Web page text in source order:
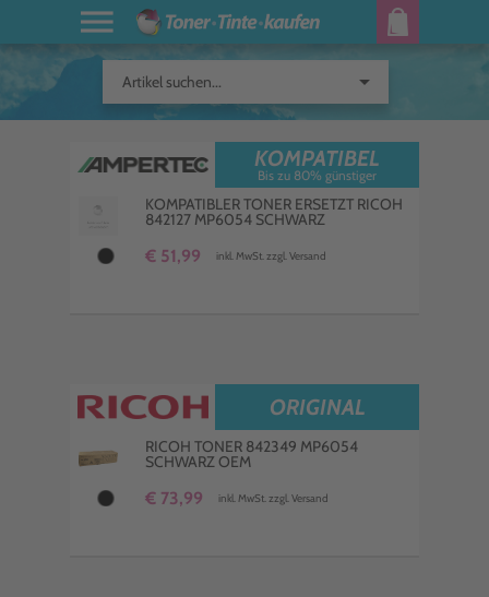
Artikel suchen... arrow_drop_down
KOMPATIBEL
Bis zu 80% günstiger
KOMPATIBLER TONER ERSETZT RICOH
842127 MP6054 SCHWARZ
€ 51,99 inkl. MwSt. zzgl. Versand
ORIGINAL
RICOH TONER 842349 MP6054
SCHWARZ OEM
€ 73,99 inkl. MwSt. zzgl. Versand